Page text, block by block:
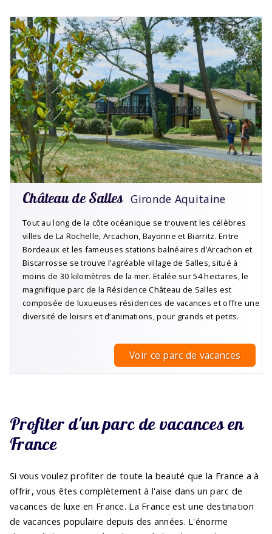
Château de Salles Gironde Aquitaine
Tout au long de la côte océanique se trouvent les célèbres
villes de La Rochelle, Arcachon, Bayonne et Biarritz. Entre
Bordeaux et les fameuses stations balnéaires d’Arcachon et
Biscarrosse se trouve l'agréable village de Salles, situé à
moins de 30 kilomètres de la mer. Etalée sur 54 hectares, le
magnifique parc de la Résidence Château de Salles est
composée de luxueuses résidences de vacances et offre une
diversité de loisirs et d’animations, pour grands et petits.
Voir ce parc de vacances
Profiter d'un parc de vacances en
France
Si vous voulez profiter de toute la beauté que la France a à
offrir, vous êtes complètement à l'aise dans un parc de
vacances de luxe en France. La France est une destination
de vacances populaire depuis des années. L'énorme